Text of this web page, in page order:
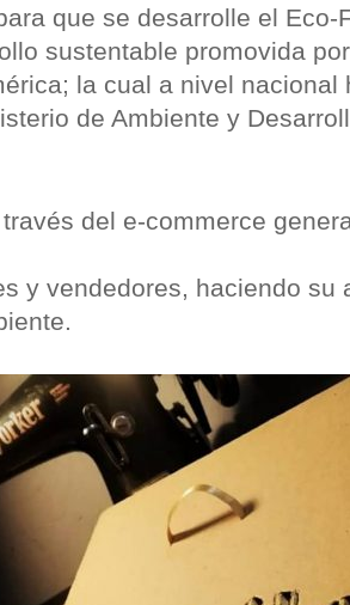
que se desarrolle el Eco-
sustentable promovida
la cual a nivel nacional
de Ambiente y
del e-commerce
y vendedores, haciendo su